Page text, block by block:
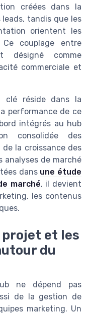
créées dans la
tandis que les
orientent les
couplage entre
désigné comme
commerciale et
clé réside dans la
performance de ce
intégrés au hub
consolidée des
la croissance des
analyses de marché
dans une étude
marché, il devient
les contenus
et les
du
ne dépend pas
de la gestion de
marketing. Un